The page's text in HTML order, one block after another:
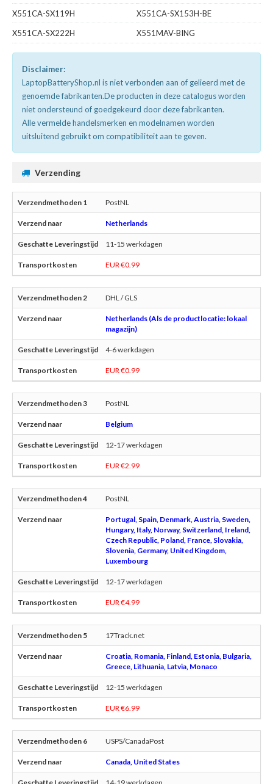
X551CA-SX119H
X551CA-SX153H-BE
X551CA-SX222H
X551MAV-BING
Disclaimer:
LaptopBatteryShop.nl is niet verbonden aan of gelieerd met de
genoemde fabrikanten.De producten in deze catalogus worden
niet ondersteund of goedgekeurd door deze fabrikanten.
Alle vermelde handelsmerken en modelnamen worden
uitsluitend gebruikt om compatibiliteit aan te geven.
Verzending
PostNL
Netherlands
11-15 werkdagen
EUR €0.99
DHL / GLS
Netherlands (Als de productlocatie: lokaal
magazijn)
4-6 werkdagen
EUR €0.99
PostNL
Belgium
12-17 werkdagen
EUR €2.99
PostNL
Portugal, Spain, Denmark, Austria, Sweden,
Hungary, Italy, Norway, Switzerland, Ireland,
Czech Republic, Poland, France, Slovakia,
Slovenia, Germany, United Kingdom,
Luxembourg
12-17 werkdagen
EUR €4.99
17Track.net
Croatia, Romania, Finland, Estonia, Bulgaria,
Greece, Lithuania, Latvia, Monaco
12-15 werkdagen
EUR €6.99
USPS/CanadaPost
Canada, United States